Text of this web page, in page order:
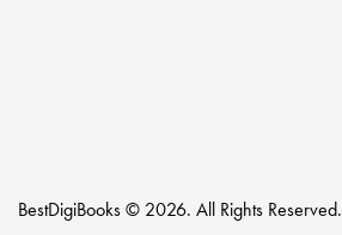
BestDigiBooks © 2026. All Rights Reserved.